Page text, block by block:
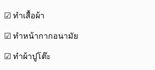
☑ ทำเสื้อผ้า
☑ ทำหน้ากากอนามัย
☑ ทำผ้าปูโต๊ะ